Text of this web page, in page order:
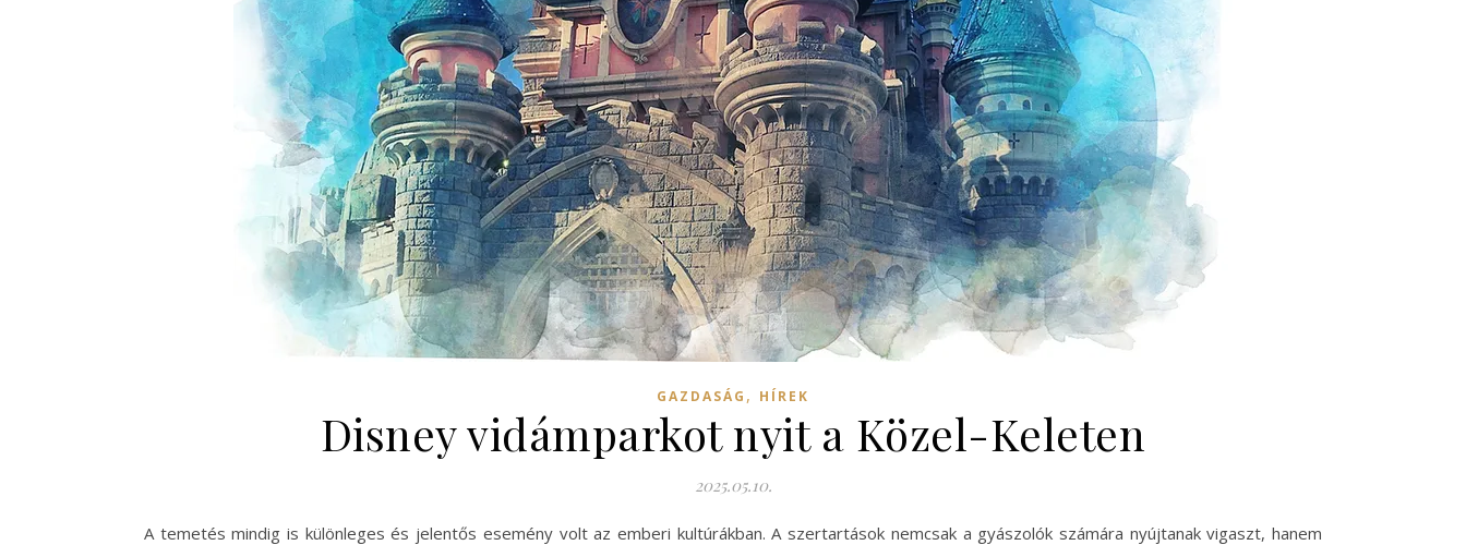
GAZDASÁG , HÍREK
Disney vidámparkot nyit a Közel-Keleten
2025.05.10.
A temetés mindig is különleges és jelentős esemény volt az emberi kultúrákban. A szertartások nemcsak a gyászolók számára nyújtanak vigaszt, hanem